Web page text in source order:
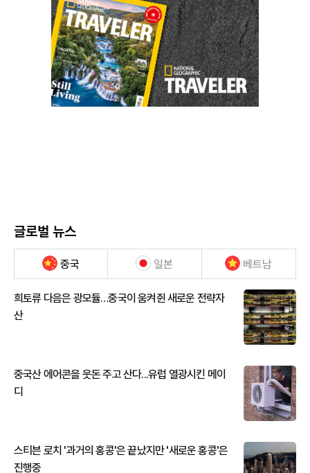
글로벌 뉴스
중국 일본 베트남
희토류 다음은 광모듈…중국이 움켜쥔 새로운 전략자
산
중국산 에어콘을 웃돈 주고 산다...유럽 열광시킨 메이
디
스티븐 로치 '과거의 홍콩'은 끝났지만 '새로운 홍콩'은
진행중